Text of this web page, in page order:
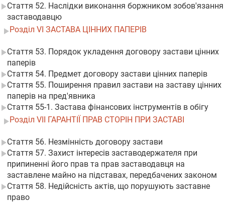
Стаття 52. Наслідки виконання боржником зобов'язання
заставодавцю
Розділ VI ЗАСТАВА ЦІННИХ ПАПЕРІВ
Стаття 53. Порядок укладення договору застави цінних
паперів
Стаття 54. Предмет договору застави цінних паперів
Стаття 55. Поширення правил застави на заставу цінних
паперів на пред'явника
Стаття 55-1. Застава фінансових інструментів в обігу
Розділ VII ГАРАНТІЇ ПРАВ СТОРІН ПРИ ЗАСТАВІ
Стаття 56. Незмінність договору застави
Стаття 57. Захист інтересів заставодержателя при
припиненні його прав та прав заставодавця на
заставлене майно на підставах, передбачених законом
Стаття 58. Недійсність актів, що порушують заставне
право